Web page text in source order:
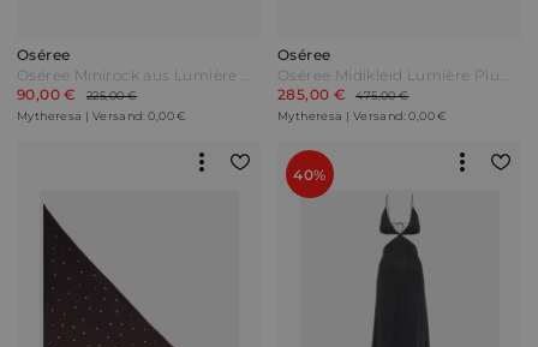
Oséree
Oséree Minirock aus Lumière mit Pailletten Pink
90,00 €
225,00 €
Mytheresa | Versand: 0,00 €
Oséree
Oséree Midikleid Lumière Plumage Schwarz
285,00 €
475,00 €
Mytheresa | Versand: 0,00 €
40%